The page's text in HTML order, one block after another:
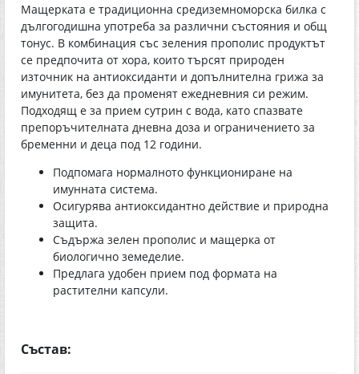
Мащерката е традиционна средиземноморска билка с
дългогодишна употреба за различни състояния и общ
тонус. В комбинация със зеления прополис продуктът
се предпочита от хора, които търсят природен
източник на антиоксиданти и допълнителна грижа за
имунитета, без да променят ежедневния си режим.
Подходящ е за прием сутрин с вода, като спазвате
препоръчителната дневна доза и ограничението за
бременни и деца под 12 години.
Подпомага нормалното функциониране на
имунната система.
Осигурява антиоксидантно действие и природна
защита.
Съдържа зелен прополис и мащерка от
биологично земеделие.
Предлага удобен прием под формата на
растителни капсули.
Състав: